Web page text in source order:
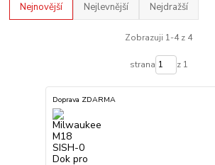
Nejnovější Nejlevnější Nejdražší
Zobrazuji 1-4 z 4
strana z 1
Doprava ZDARMA